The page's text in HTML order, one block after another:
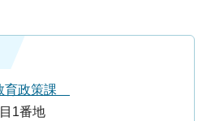
育政策課
1番地